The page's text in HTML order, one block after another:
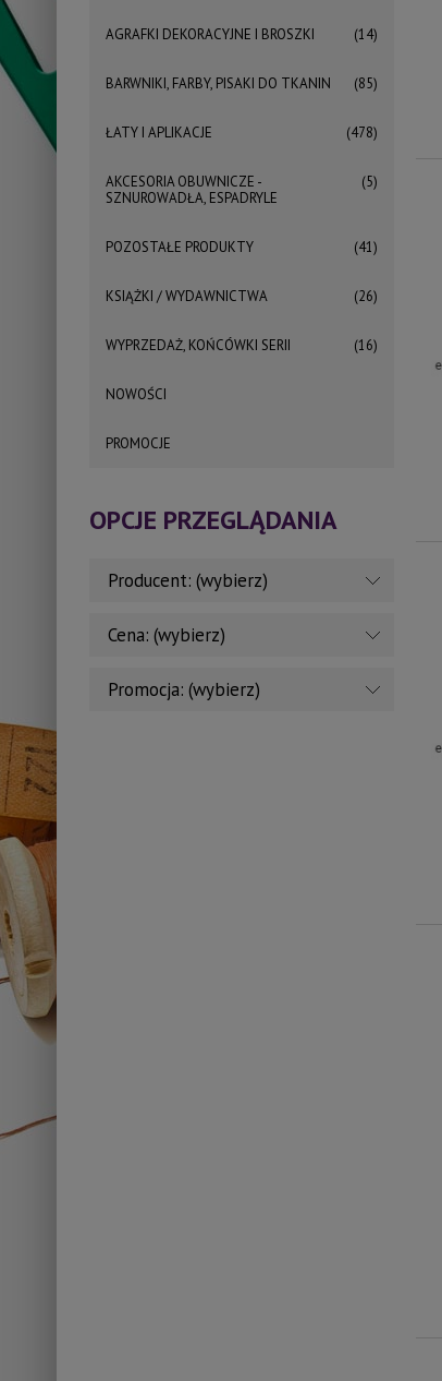
AGRAFKI DEKORACYJNE I BROSZKI (14)
BARWNIKI, FARBY, PISAKI DO TKANIN (85)
ŁATY I APLIKACJE (478)
AKCESORIA OBUWNICZE -
SZNUROWADŁA, ESPADRYLE
(5)
POZOSTAŁE PRODUKTY (41)
KSIĄŻKI / WYDAWNICTWA (26)
WYPRZEDAŻ, KOŃCÓWKI SERII (16)
NOWOŚCI
PROMOCJE
OPCJE PRZEGLĄDANIA
Producent: (wybierz)
Cena: (wybierz)
Promocja: (wybierz)